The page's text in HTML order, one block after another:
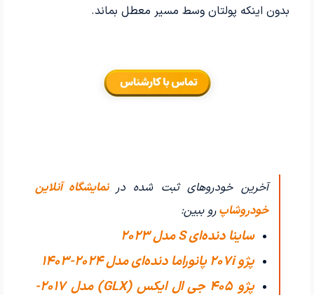
بدون اینکه پولتان وسط مسیر معطل بماند.
آخرین خودروهای ثبت شده در نمایشگاه آنلاین
خودروشاپرو ببین:
ساینا دنده‌ای S مدل 2023
پژو 207i پانوراما دنده‌ای مدل 2024-1403
پژو 405 جی ال ایکس (GLX) مدل 2017-